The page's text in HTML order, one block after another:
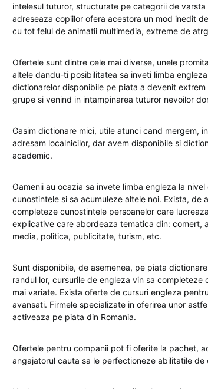
intelesul tuturor, structurate pe categorii de
adreseaza copiilor ofera acestora un mod inedit
cu tot felul de animatii multimedia, extreme de
Ofertele sunt dintre cele mai diverse, unele
altele dandu-ti posibilitatea sa inveti limba
dictionarelor disponibile pe piata a devenit
grupe si venind in intampinarea tuturor nevoilor
Gasim dictionare mici, utile atunci cand mergem,
adresam localnicilor, dar avem disponibile si
academic.
Oamenii au ocazia sa invete limba engleza la
cunostintele si sa acumuleze altele noi. Exista, de
completeze cunostintele persoanelor care
explicative care abordeaza tematica din: comert,
media, politica, publicitate, turism, etc.
Sunt disponibile, de asemenea, pe piata
randul lor, cursurile de engleza vin sa
mai variate. Exista oferte de cursuri engleza
avansati. Firmele specializate in oferirea unor
activeaza pe piata din Romania.
Ofertele pentru companii pot fi oferite la pachet,
angajatorul cauta sa le perfectioneze abilitatile de